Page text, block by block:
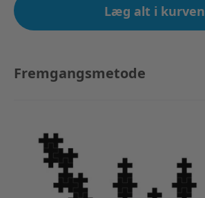
Læg alt i kurven
Fremgangsmetode